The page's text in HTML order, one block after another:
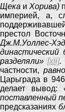
Щека иХорива)
империей, а,
престол
Дж.М.Уоллес-
разделяли» [xii].
частности,
Царьграда в
делает вывод:
поставленный
предсказаниях